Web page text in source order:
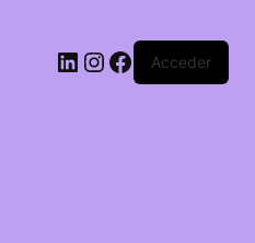
LinkedIn
Instagram
Facebook
Acceder